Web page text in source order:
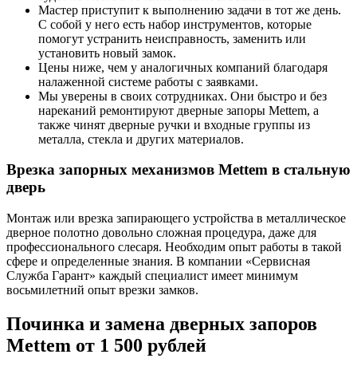
Мастер приступит к выполнению задачи в тот же день.
С собой у него есть набор инструментов, которые
помогут устранить неисправность, заменить или
установить новый замок.
Цены ниже, чем у аналогичных компаний благодаря
налаженной системе работы с заявками.
Мы уверены в своих сотрудниках. Они быстро и без
нареканий ремонтируют дверные запоры Mettem, а
также чинят дверные ручки и входные группы из
металла, стекла и других материалов.
Врезка запорных механизмов Mettem в стальную
дверь
Монтаж или врезка запирающего устройства в металлическое
дверное полотно довольно сложная процедура, даже для
профессионального слесаря. Необходим опыт работы в такой
сфере и определенные знания. В компании «Сервисная
Служба Гарант» каждый специалист имеет минимум
восьмилетний опыт врезки замков.
Починка и замена дверных запоров
Mettem от 1 500 рублей